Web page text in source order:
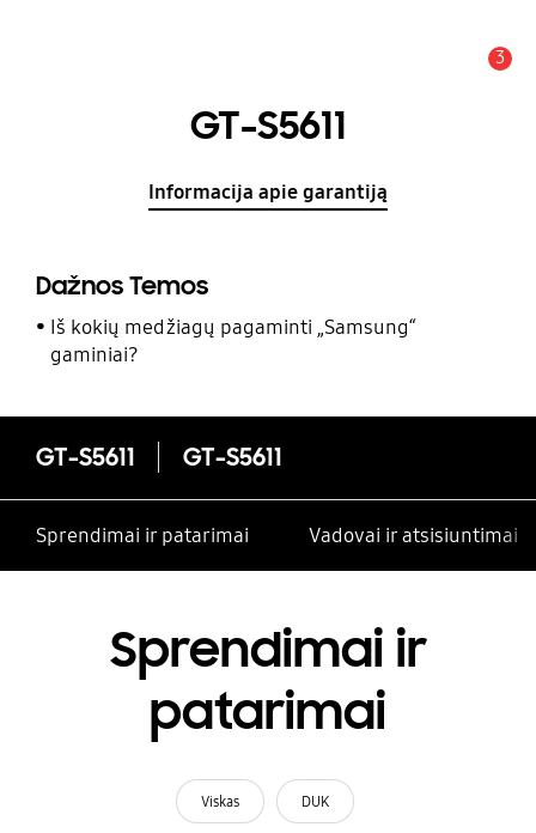
3
GT-S5611
Informacija apie garantiją
Dažnos Temos
Iš kokių medžiagų pagaminti „Samsung“
gaminiai?
GT-S5611 GT-S5611
Sprendimai ir patarimai Vadovai ir atsisiuntimai
Sprendimai ir
patarimai
Viskas DUK